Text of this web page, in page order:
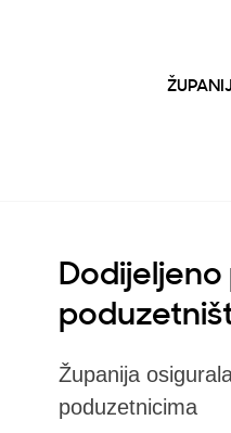
Županija
poduzetnicima